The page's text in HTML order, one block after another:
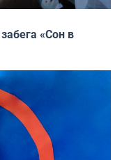
«Сон в